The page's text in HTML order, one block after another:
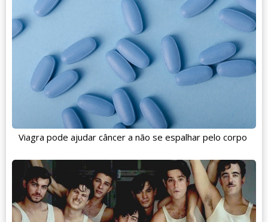
Viagra pode ajudar câncer a não se espalhar pelo corpo